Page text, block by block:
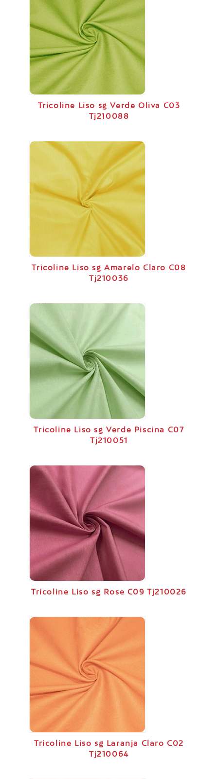
Tricoline Liso sg Verde Oliva C03
Tj210088
Tricoline Liso sg Amarelo Claro C08
Tj210036
Tricoline Liso sg Verde Piscina C07
Tj210051
Tricoline Liso sg Rose C09 Tj210026
Tricoline Liso sg Laranja Claro C02
Tj210064